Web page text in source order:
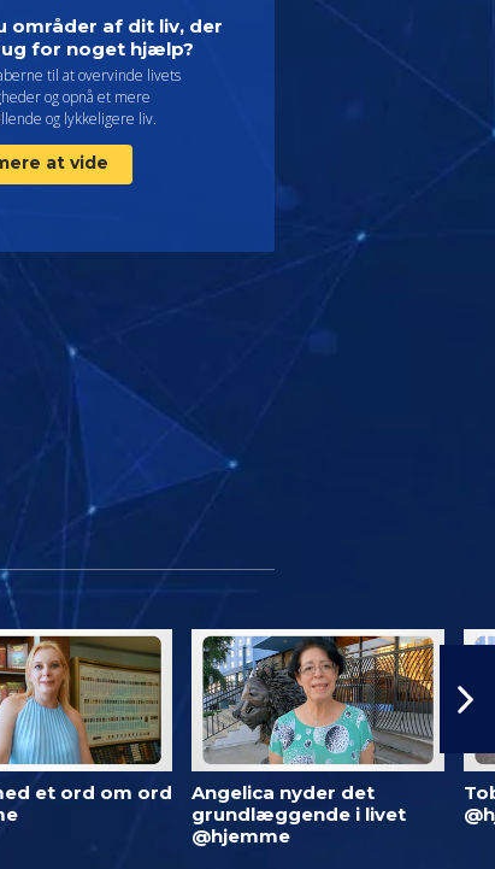
områder af dit liv, der
for noget hjælp?
til at overvinde livets
og opnå et mere
og lykkeligere liv.
at vide
et ord om ord
Angelica nyder det
grundlæggende i livet
@hjemme